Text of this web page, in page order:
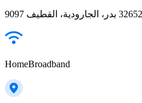
HomeBroadband